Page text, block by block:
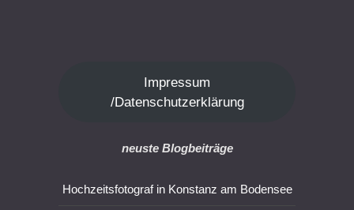
Impressum
/Datenschutzerklärung
neuste Blogbeiträge
Hochzeitsfotograf in Konstanz am Bodensee